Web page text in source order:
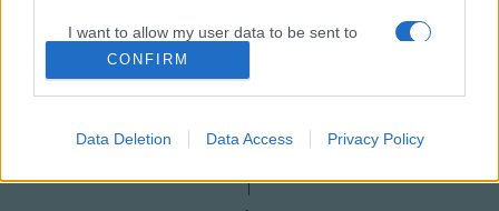
I want to allow my user data to be sent to
Google for online advertising purposes.
I want to allow Google to send me
related to analytics like cookies on web or
CONFIRM
Data Deletion Data Access Privacy Policy